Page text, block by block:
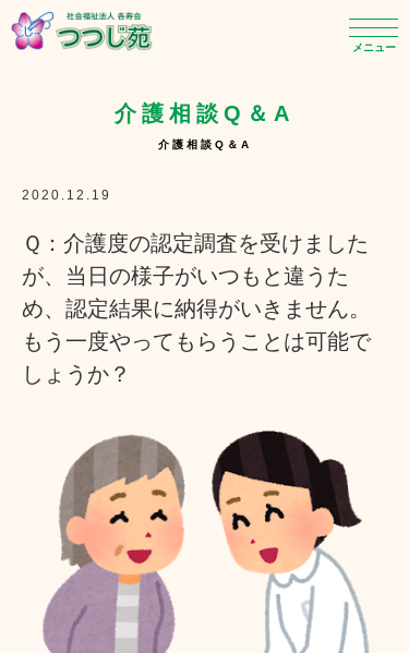
メニュー
介護相談Q＆A
介護相談Q＆A
2020.12.19
Ｑ：介護度の認定調査を受けました
が、当日の様子がいつもと違うた
め、認定結果に納得がいきません。
もう一度やってもらうことは可能で
しょうか？